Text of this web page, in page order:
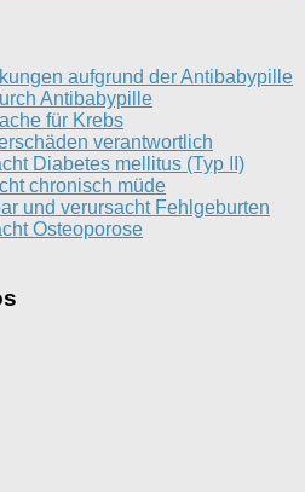
aufgrund der Antibabypille
Antibabypille
für Krebs
verantwortlich
Diabetes mellitus (Typ II)
chronisch müde
und verursacht Fehlgeburten
Osteoporose